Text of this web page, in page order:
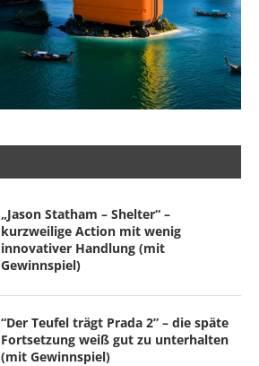
„Jason Statham – Shelter“ –
kurzweilige Action mit wenig
innovativer Handlung (mit
Gewinnspiel)
“Der Teufel trägt Prada 2” – die späte
Fortsetzung weiß gut zu unterhalten
(mit Gewinnspiel)